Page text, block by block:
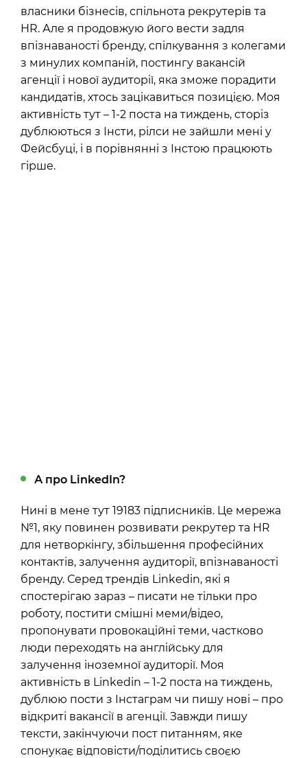
власники бізнесів, спільнота рекрутерів та
HR. Але я продовжую його вести задля
впізнаваності бренду, спілкування з колегами
з минулих компаній, постингу вакансій
агенції і нової аудиторії, яка зможе порадити
кандидатів, хтось зацікавиться позицією. Моя
активність тут – 1-2 поста на тиждень, сторіз
дублюються з Інсти, рілси не зайшли мені у
Фейсбуці, і в порівнянні з Інстою працюють
гірше.
А про LinkedIn?
Нині в мене тут 19183 підписників. Це мережа
№1, яку повинен розвивати рекрутер та HR
для нетворкінгу, збільшення професійних
контактів, залучення аудиторії, впізнаваності
бренду. Серед трендів Linkedin, які я
спостерігаю зараз – писати не тільки про
роботу, постити смішні меми/відео,
пропонувати провокаційні теми, частково
люди переходять на англійську для
залучення іноземної аудиторії. Моя
активність в Linkedin – 1-2 поста на тиждень,
дублюю пости з Інстаграм чи пишу нові – про
відкриті вакансії в агенції. Завжди пишу
тексти, закінчуючи пост питанням, яке
спонукає відповісти/поділитись своєю